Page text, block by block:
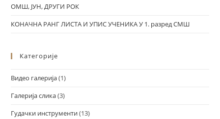
ОМШ, ЈУН, ДРУГИ РОК
КОНАЧНА РАНГ ЛИСТА И УПИС УЧЕНИКА У 1. разред СМШ
Категорије
Видео галерија(1)
Галерија слика(3)
Гудачки инструменти(13)